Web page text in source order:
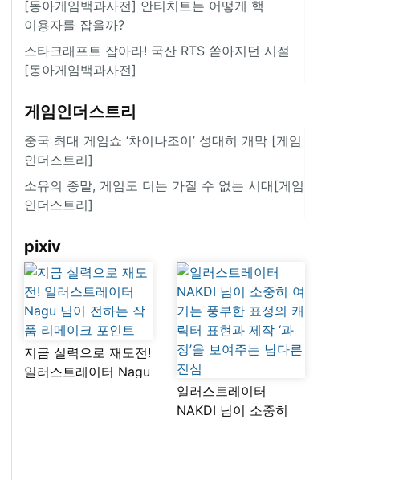
[동아게임백과사전] 안티치트는 어떻게 핵
이용자를 잡을까?
스타크래프트 잡아라! 국산 RTS 쏟아지던 시절
[동아게임백과사전]
게임인더스트리
중국 최대 게임쇼 ‘차이나조이’ 성대히 개막 [게임
인더스트리]
소유의 종말, 게임도 더는 가질 수 없는 시대[게임
인더스트리]
pixiv
지금 실력으로 재도전!
일러스트레이터 Nagu
일러스트레이터
NAKDI 님이 소중히